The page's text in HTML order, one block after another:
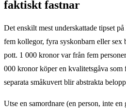
faktiskt fastnar
Det enskilt mest underskattade tipset
fem kollegor, fyra syskonbarn eller sex
pott. 1 000 kronor var från fem
000 kronor köper en kvalitetsgåva som
separata småkuvert blir abstrakta
Utse en samordnare (en person, inte en